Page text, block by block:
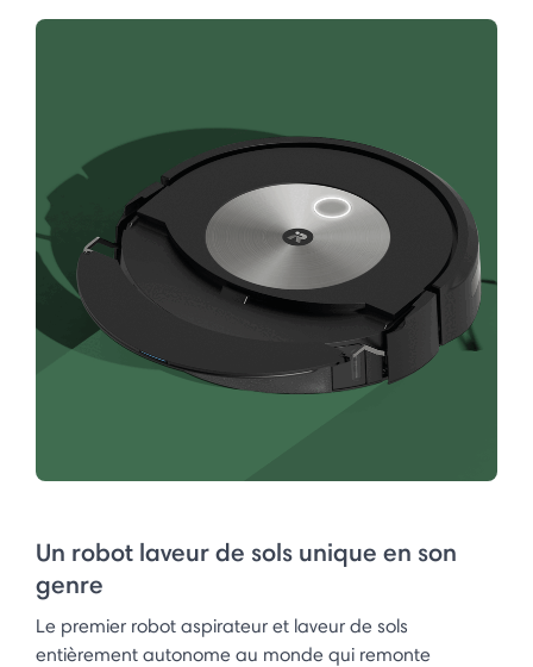
Un robot laveur de sols unique en son
genre
Le premier robot aspirateur et laveur de sols
entièrement autonome au monde qui remonte